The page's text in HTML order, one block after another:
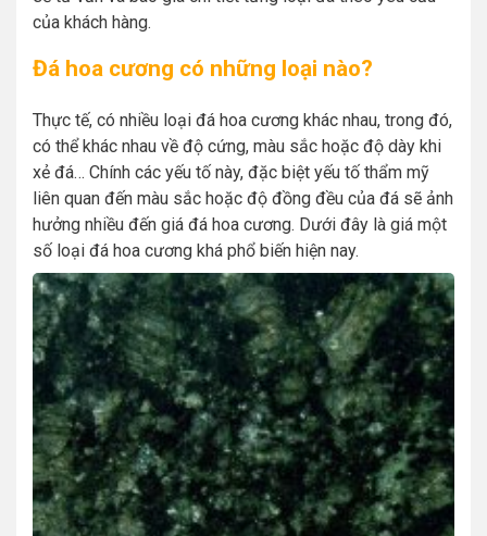
của khách hàng.
Đá hoa cương có những loại nào?
Thực tế, có nhiều loại đá hoa cương khác nhau, trong đó,
có thể khác nhau về độ cứng, màu sắc hoặc độ dày khi
xẻ đá… Chính các yếu tố này, đặc biệt yếu tố thẩm mỹ
liên quan đến màu sắc hoặc độ đồng đều của đá sẽ ảnh
hưởng nhiều đến giá đá hoa cương. Dưới đây là giá một
số loại đá hoa cương khá phổ biến hiện nay.